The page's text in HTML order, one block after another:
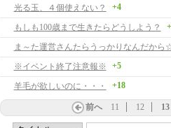
光る玉、４個使えない？ +4
もしも100歳まで生きたらどうしよう？
ま～た運営さんたらうっかりなんだから
※イベント終了注意報※
+5
羊毛が欲しいのに・・・ +18
前へ 11 12 13